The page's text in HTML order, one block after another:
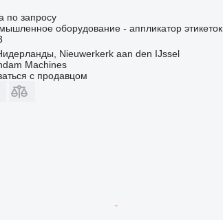
по запросу
оборудование - аппликатор этикеток
Nieuwerkerk aan den IJssel
Machines
с продавцом